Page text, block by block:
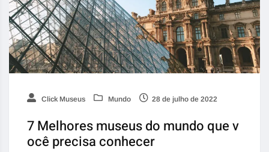
Click Museus Mundo 28 de julho de 2022
7 Melhores museus do mundo que v
ocê precisa conhecer